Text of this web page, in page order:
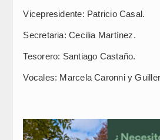
Vicepresidente: Patricio Casal.
Secretaria: Cecilia Martínez.
Tesorero: Santiago Castaño.
Vocales: Marcela Caronni y